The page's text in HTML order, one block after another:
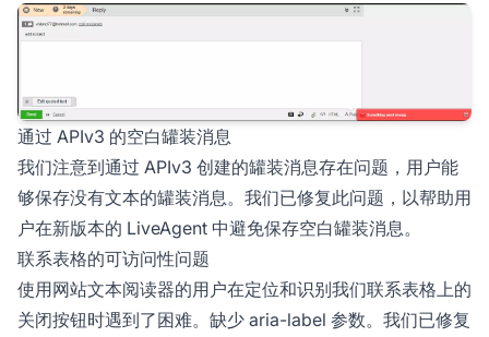
通过 APIv3 的空白罐装消息
我们注意到通过 APIv3 创建的罐装消息存在问题，用户能
够保存没有文本的罐装消息。我们已修复此问题，以帮助用
户在新版本的 LiveAgent 中避免保存空白罐装消息。
联系表格的可访问性问题
使用网站文本阅读器的用户在定位和识别我们联系表格上的
关闭按钮时遇到了困难。缺少 aria-label 参数。我们已修复